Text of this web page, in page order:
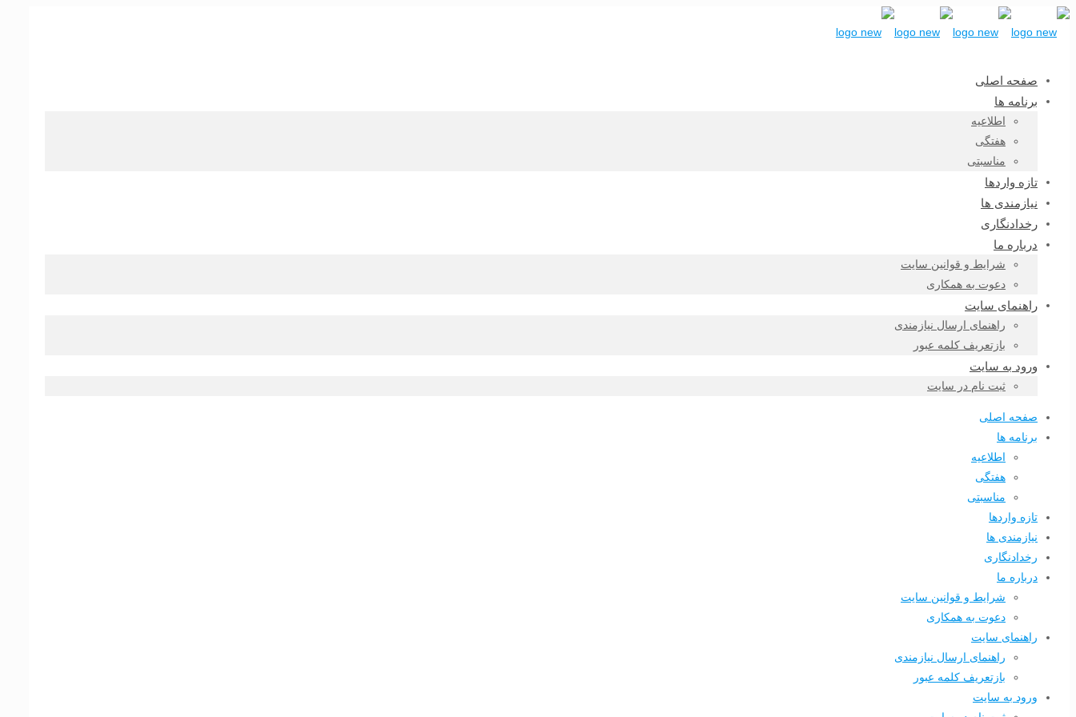
صفحه اصلی
برنامه ها
اطلاعیه
هفتگی
مناسبتی
تازه واردها
نیازمندی ها
رخدادنگاری
درباره ما
شرایط و قوانین سایت
دعوت به همکاری
راهنمای سایت
راهنمای ارسال نیازمندی
بازتعریف کلمه عبور
ورود به سایت
ثبت نام در سایت
صفحه اصلی
برنامه ها
اطلاعیه
هفتگی
مناسبتی
تازه واردها
نیازمندی ها
رخدادنگاری
درباره ما
شرایط و قوانین سایت
دعوت به همکاری
راهنمای سایت
راهنمای ارسال نیازمندی
بازتعریف کلمه عبور
ورود به سایت